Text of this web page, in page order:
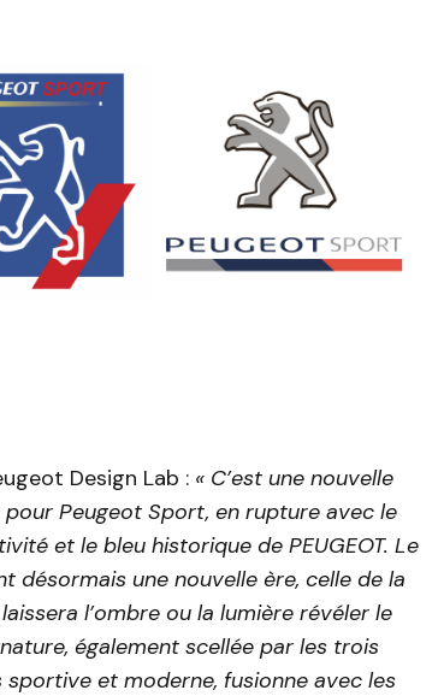
Design Lab : « C’est une nouvelle
Peugeot Sport, en rupture avec le
et le bleu historique de PEUGEOT. Le
désormais une nouvelle ère, celle de la
l’ombre ou la lumière révéler le
également scellée par les trois
et moderne, fusionne avec les